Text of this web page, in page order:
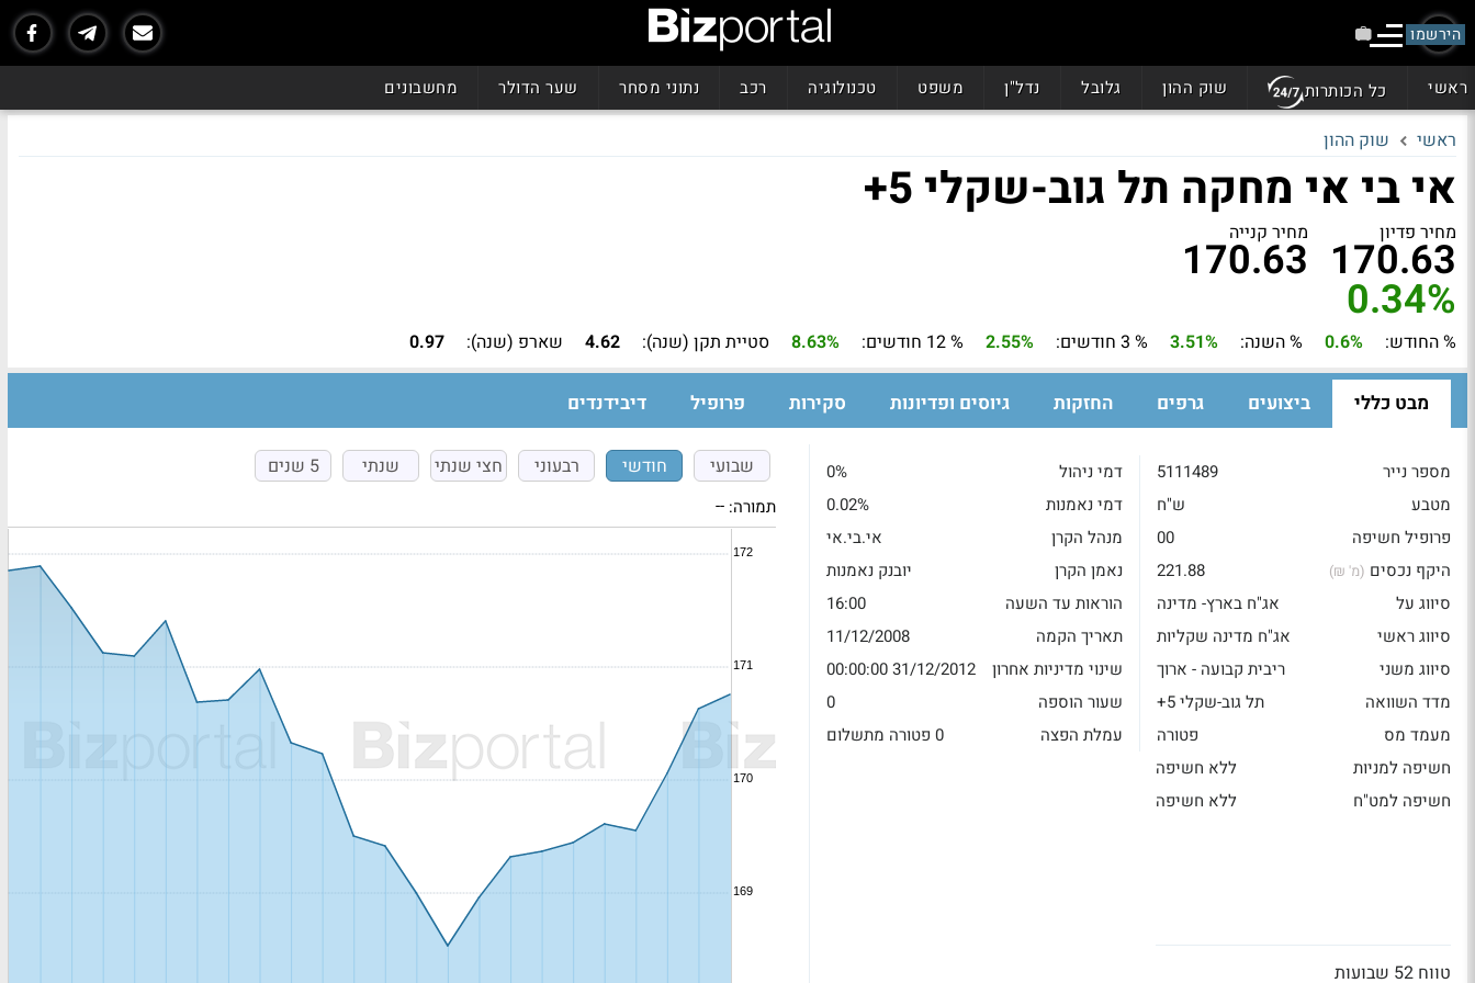
הירשמו
ראשי כל הכותרות שוק ההון גלובל נדל"ן משפט טכנולוגיה רכב נתוני מסחר שער הדולר מחשבונים
ראשי שוק ההון
אי בי אי מחקה תל גוב-שקלי 5+
מחיר פדיון
170.63 מחיר קנייה
170.63
0.34%
% החודש: 0.6% % השנה: 3.51% % 3 חודשים: 2.55% % 12 חודשים: 8.63% סטיית תקן (שנה): 4.62 שארפ (שנה): 0.97
מבט כללי ביצועים גרפים החזקות גיוסים ופדיונות סקירות פרופיל דיבידנדים
מספר נייר
5111489
מטבע
ש"ח
פרופיל חשיפה
00
היקף נכסים (מ' ₪)
221.88
סיווג על
אג"ח בארץ- מדינה
סיווג ראשי
אג"ח מדינה שקליות
סיווג משני
ריבית קבועה - ארוך
מדד השוואה
תל גוב-שקלי 5+
מעמד מס
פטורה
דמי ניהול
0%
דמי נאמנות
0.02%
מנהל הקרן
אי.בי.אי
נאמן הקרן
יובנק נאמנות
הוראות עד השעה
16:00
תאריך הקמה
11/12/2008
שינוי מדיניות אחרון
31/12/2012 00:00:00
שעור הוספה
0
עמלת הפצה
0 פטורה מתשלום
חשיפה למניות
ללא חשיפה
חשיפה למט"ח
ללא חשיפה
טווח 52 שבועות
שבועי חודשי רבעוני חצי שנתי שנתי 5 שנים
תמורה: --
נכון ל - 06/26